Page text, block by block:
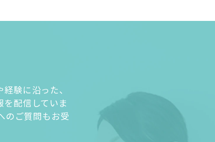
験に沿った、
配信していま
のご質問もお受